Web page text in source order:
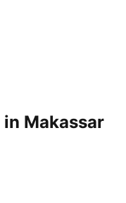
Makassar